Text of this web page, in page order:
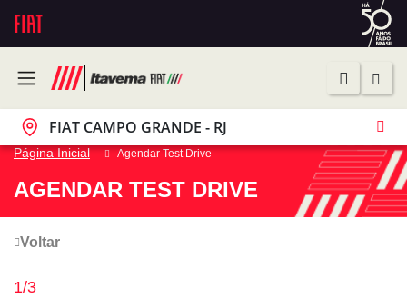
FIAT CAMPO GRANDE - RJ
Página Inicial Agendar Test Drive
AGENDAR TEST DRIVE
Voltar
1/3